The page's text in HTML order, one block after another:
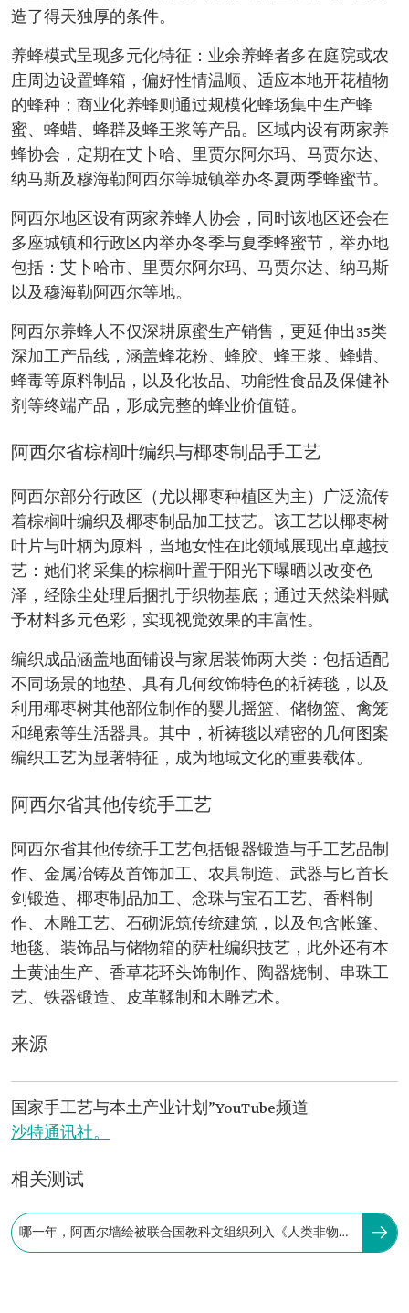
造了得天独厚的条件。
养蜂模式呈现多元化特征：业余养蜂者多在庭院或农
庄周边设置蜂箱，偏好性情温顺、适应本地开花植物
的蜂种；商业化养蜂则通过规模化蜂场集中生产蜂
蜜、蜂蜡、蜂群及蜂王浆等产品。区域内设有两家养
蜂协会，定期在艾卜哈、里贾尔阿尔玛、马贾尔达、
纳马斯及穆海勒阿西尔等城镇举办冬夏两季蜂蜜节。
阿西尔地区设有两家养蜂人协会，同时该地区还会在
多座城镇和行政区内举办冬季与夏季蜂蜜节，举办地
包括：艾卜哈市、里贾尔阿尔玛、马贾尔达、纳马斯
以及穆海勒阿西尔等地。
阿西尔养蜂人不仅深耕原蜜生产销售，更延伸出35类
深加工产品线，涵盖蜂花粉、蜂胶、蜂王浆、蜂蜡、
蜂毒等原料制品，以及化妆品、功能性食品及保健补
剂等终端产品，形成完整的蜂业价值链。
阿西尔省棕榈叶编织与椰枣制品手工艺
阿西尔部分行政区（尤以椰枣种植区为主）广泛流传
着棕榈叶编织及椰枣制品加工技艺。该工艺以椰枣树
叶片与叶柄为原料，当地女性在此领域展现出卓越技
艺：她们将采集的棕榈叶置于阳光下曝晒以改变色
泽，经除尘处理后捆扎于织物基底；通过天然染料赋
予材料多元色彩，实现视觉效果的丰富性。
编织成品涵盖地面铺设与家居装饰两大类：包括适配
不同场景的地垫、具有几何纹饰特色的祈祷毯，以及
利用椰枣树其他部位制作的婴儿摇篮、储物篮、禽笼
和绳索等生活器具。其中，祈祷毯以精密的几何图案
编织工艺为显著特征，成为地域文化的重要载体。
阿西尔省其他传统手工艺
阿西尔省其他传统手工艺包括银器锻造与手工艺品制
作、金属冶铸及首饰加工、农具制造、武器与匕首长
剑锻造、椰枣制品加工、念珠与宝石工艺、香料制
作、木雕工艺、石砌泥筑传统建筑，以及包含帐篷、
地毯、装饰品与储物箱的萨杜编织技艺，此外还有本
土黄油生产、香草花环头饰制作、陶器烧制、串珠工
艺、铁器锻造、皮革鞣制和木雕艺术。
来源
国家手工艺与本土产业计划”YouTube频道
沙特通讯社。
相关测试
哪一年，阿西尔墙绘被联合国教科文组织列入《人类非物质